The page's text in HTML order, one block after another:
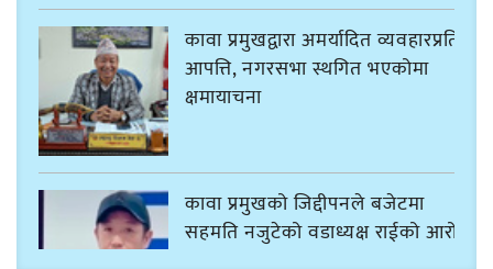
कावा प्रमुखद्वारा अमर्यादित व्यवहारप्रति
आपत्ति, नगरसभा स्थगित भएकोमा
क्षमायाचना
कावा प्रमुखको जिद्दीपनले बजेटमा
सहमति नजुटेको वडाध्यक्ष राईको आरोप